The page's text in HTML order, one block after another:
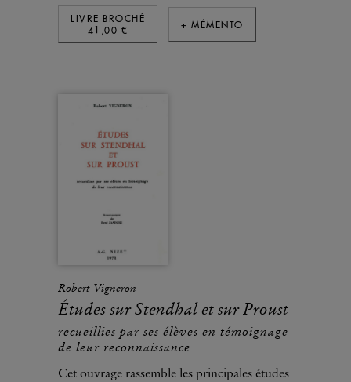
LIVRE BROCHÉ
41,00 €
+ MÉMENTO
Robert Vigneron
Études sur Stendhal et sur Proust
recueillies par ses élèves en témoignage
de leur reconnaissance
Cet ouvrage rassemble les principales études